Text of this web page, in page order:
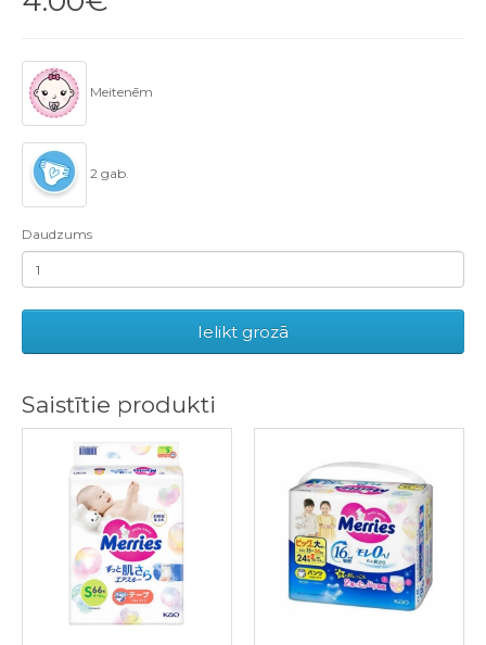
Meitenēm
2 gab.
Daudzums
Ielikt grozā
Saistītie produkti